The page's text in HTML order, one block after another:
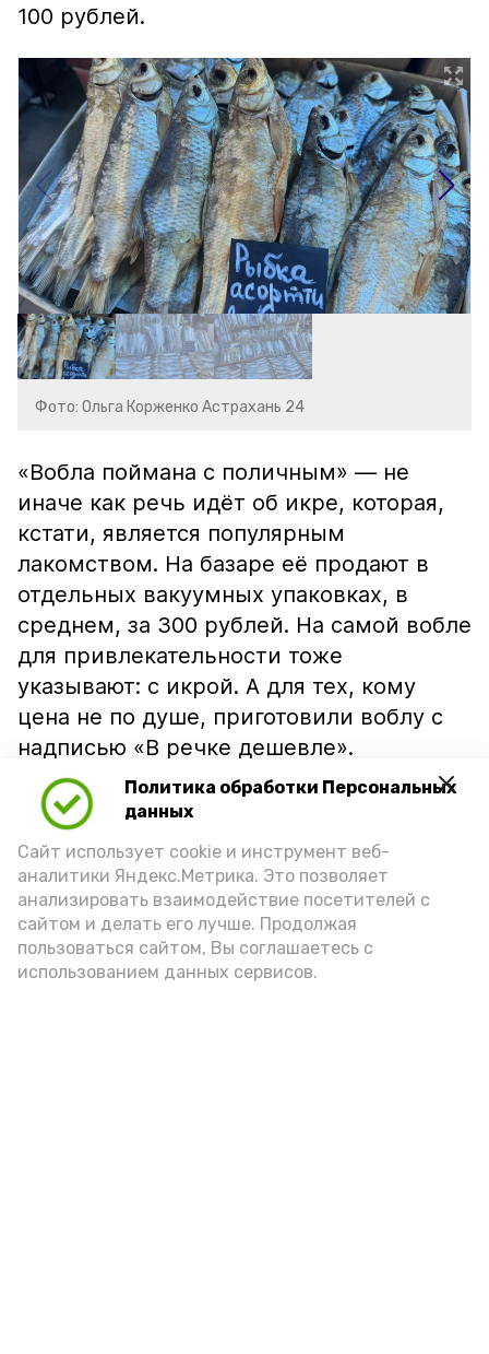
Политика обработки Персональных
данных
Сайт использует cookie и инструмент веб-
аналитики Яндекс.Метрика. Это позволяет
анализировать взаимодействие посетителей с
сайтом и делать его лучше. Продолжая
пользоваться сайтом, Вы соглашаетесь с
использованием данных сервисов.
100 рублей.
Фото: Ольга Корженко Астрахань 24
«Вобла поймана с поличным» — не
иначе как речь идёт об икре, которая,
кстати, является популярным
лакомством. На базаре её продают в
отдельных вакуумных упаковках, в
среднем, за 300 рублей. На самой вобле
для привлекательности тоже
указывают: с икрой. А для тех, кому
цена не по душе, приготовили воблу с
надписью «В речке дешевле».